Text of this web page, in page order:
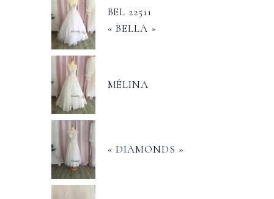
BEL 22511
« BELLA »
MÉLINA
« DIAMONDS »